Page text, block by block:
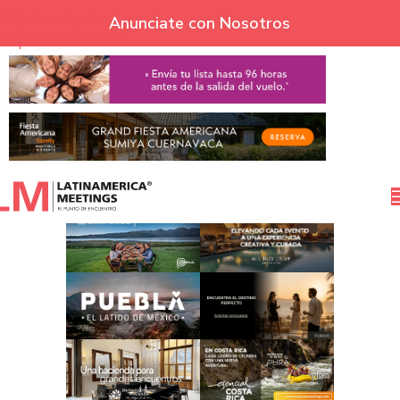
Skip to navigation
Skip to main content
Anunciate con Nosotros